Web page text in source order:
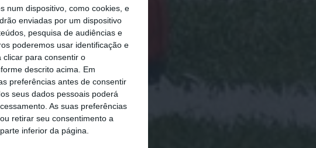
num dispositivo, como cookies, e
enviadas por um dispositivo
pesquisa de audiências e
poderemos usar identificação e
clicar para consentir o
descrito acima. Em
preferências antes de consentir
seus dados pessoais poderá
As suas preferências
retirar seu consentimento a
inferior da página.